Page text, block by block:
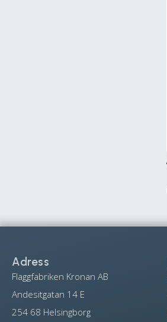
Adress
Flaggfabriken Kronan AB
Andesitgatan 14 E
254 68 Helsingborg